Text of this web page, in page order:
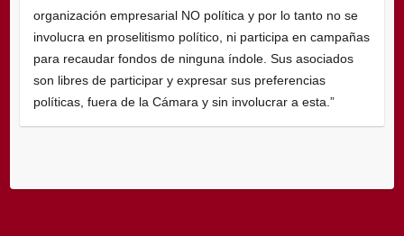
organización empresarial NO política y por lo tanto no se
involucra en proselitismo político, ni participa en campañas
para recaudar fondos de ninguna índole. Sus asociados
son libres de participar y expresar sus preferencias
políticas, fuera de la Cámara y sin involucrar a esta.”